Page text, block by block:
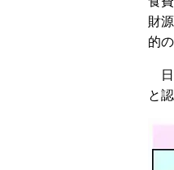
財
的
日
と